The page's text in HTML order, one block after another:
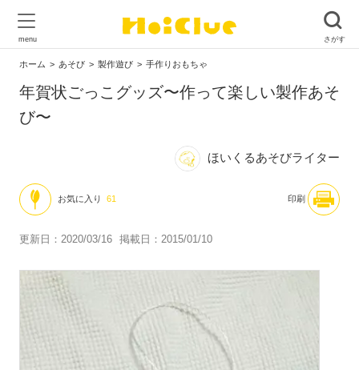
ホーム あそび 製作遊び 手作りおもちゃ
年賀状ごっこグッズ〜作って楽しい製作あそ
び〜
ほいくるあそびライター
お気に入り 61 印刷
更新日：2020/03/16 掲載日：2015/01/10